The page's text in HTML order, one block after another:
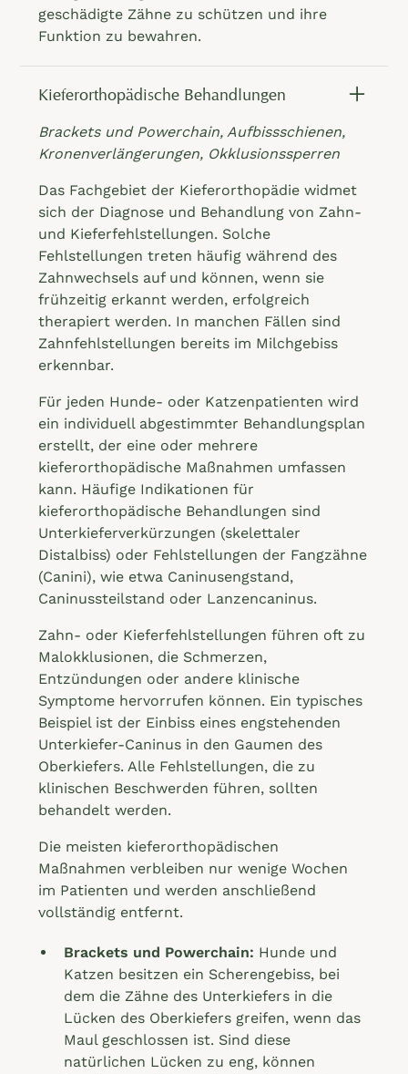
geschädigte Zähne zu schützen und ihre
Funktion zu bewahren.
Kieferorthopädische Behandlungen
Brackets und Powerchain, Aufbissschienen,
Kronenverlängerungen, Okklusionssperren
Das Fachgebiet der Kieferorthopädie widmet
sich der Diagnose und Behandlung von Zahn-
und Kieferfehlstellungen. Solche
Fehlstellungen treten häufig während des
Zahnwechsels auf und können, wenn sie
frühzeitig erkannt werden, erfolgreich
therapiert werden. In manchen Fällen sind
Zahnfehlstellungen bereits im Milchgebiss
erkennbar.
Für jeden Hunde- oder Katzenpatienten wird
ein individuell abgestimmter Behandlungsplan
erstellt, der eine oder mehrere
kieferorthopädische Maßnahmen umfassen
kann. Häufige Indikationen für
kieferorthopädische Behandlungen sind
Unterkieferverkürzungen (skelettaler
Distalbiss) oder Fehlstellungen der Fangzähne
(Canini), wie etwa Caninusengstand,
Caninussteilstand oder Lanzencaninus.
Zahn- oder Kieferfehlstellungen führen oft zu
Malokklusionen, die Schmerzen,
Entzündungen oder andere klinische
Symptome hervorrufen können. Ein typisches
Beispiel ist der Einbiss eines engstehenden
Unterkiefer-Caninus in den Gaumen des
Oberkiefers. Alle Fehlstellungen, die zu
klinischen Beschwerden führen, sollten
behandelt werden.
Die meisten kieferorthopädischen
Maßnahmen verbleiben nur wenige Wochen
im Patienten und werden anschließend
vollständig entfernt.
Brackets und Powerchain: Hunde und
Katzen besitzen ein Scherengebiss, bei
dem die Zähne des Unterkiefers in die
Lücken des Oberkiefers greifen, wenn das
Maul geschlossen ist. Sind diese
natürlichen Lücken zu eng, können